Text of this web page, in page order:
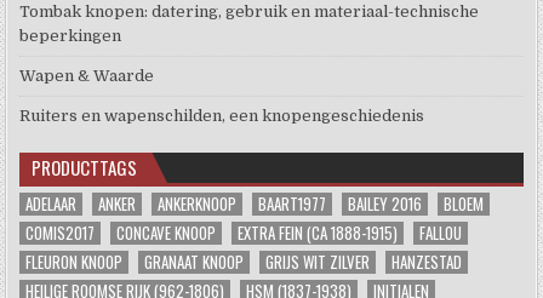
Tombak knopen: datering, gebruik en materiaal-technische
beperkingen
Wapen & Waarde
Ruiters en wapenschilden, een knopengeschiedenis
PRODUCTTAGS
ADELAAR ANKER ANKERKNOOP BAART1977 BAILEY 2016
BLOEM
COMIS2017
CONCAVE KNOOP EXTRA FEIN (CA 1888-1915)
FALLOU
FLEURON KNOOP
GRANAAT KNOOP GRIJS WIT ZILVER
HANZESTAD
HEILIGE ROOMSE RIJK (962-1806)
HSM (1837-1938) INITIALEN